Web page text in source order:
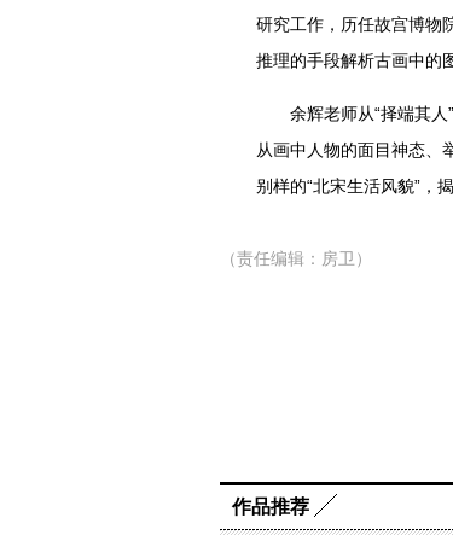
研究工作，历任故宫博物
推理的手段解析古画中的
余辉老师从“择端其人”
从画中人物的面目神态、
别样的“北宋生活风貌”，
（责任编辑：房卫）
作品推荐